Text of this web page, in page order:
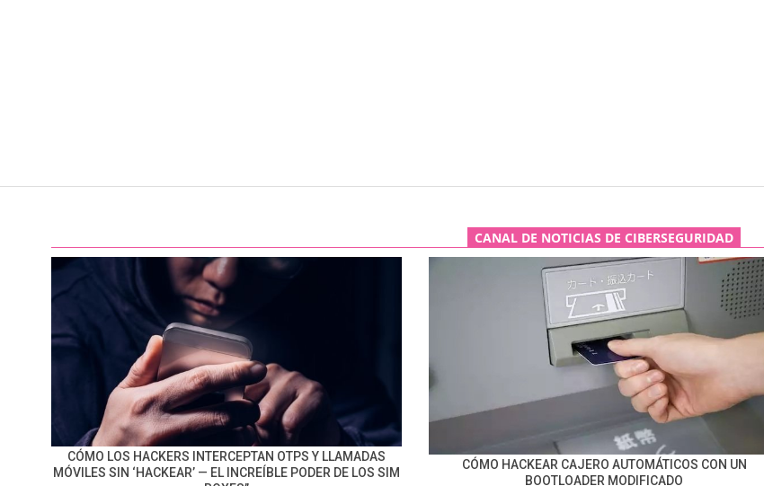
CANAL DE NOTICIAS DE CIBERSEGURIDAD
CÓMO LOS HACKERS INTERCEPTAN OTPS Y LLAMADAS
MÓVILES SIN ‘HACKEAR’ — EL INCREÍBLE PODER DE LOS SIM
CÓMO HACKEAR CAJERO AUTOMÁTICOS CON UN
BOOTLOADER MODIFICADO